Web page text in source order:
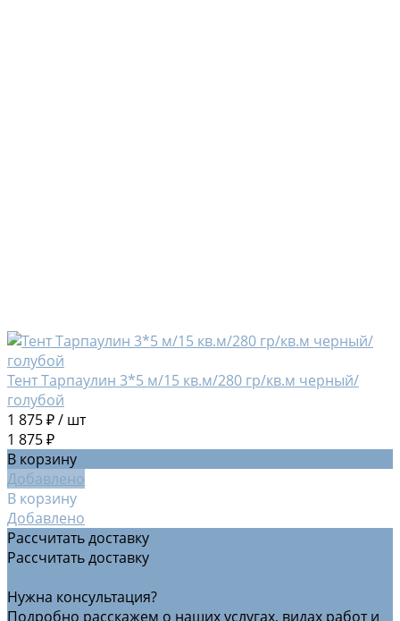
Тент Тарпаулин 3*5 м/15 кв.м/280 гр/кв.м черный/
голубой
1 875 ₽/ шт
1 875 ₽
В корзину
Добавлено
В корзину
Добавлено
Рассчитать доставку
Рассчитать доставку
Нужна консультация?
Подробно расскажем о наших услугах, видах работ и